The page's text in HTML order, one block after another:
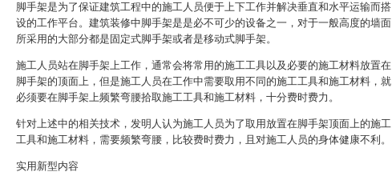
脚手架是为了保证建筑工程中的施工人员便于上下工作并解决垂直和水平运输而搭
设的工作平台。建筑装修中脚手架是是必不可少的设备之一，对于一般高度的墙面
所采用的大部分都是固定式脚手架或者是移动式脚手架。
施工人员站在脚手架上工作，通常会将常用的施工工具以及必要的施工材料放置在
脚手架的顶面上，但是施工人员在工作中需要取用不同的施工工具和施工材料，就
必须要在脚手架上频繁弯腰拾取施工工具和施工材料，十分费时费力。
针对上述中的相关技术，发明人认为施工人员为了取用放置在脚手架顶面上的施工
工具和施工材料，需要频繁弯腰，比较费时费力，且对施工人员的身体健康不利。
实用新型内容